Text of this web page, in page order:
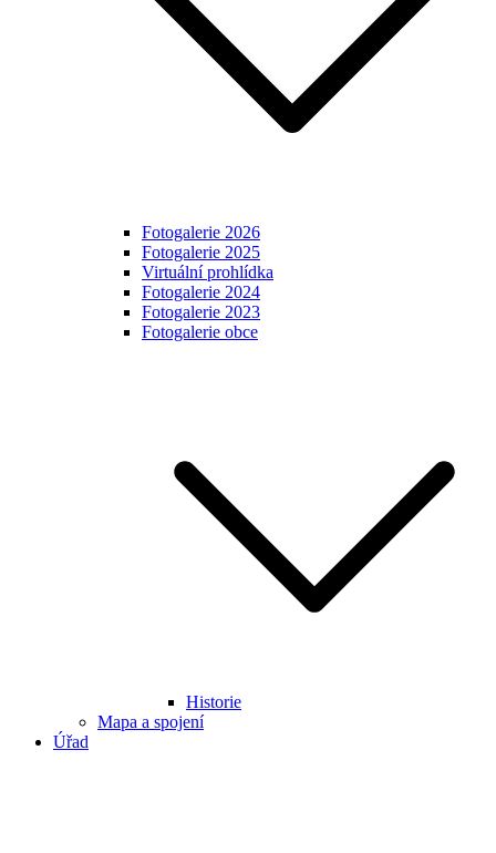
Fotogalerie 2026
Fotogalerie 2025
Virtuální prohlídka
Fotogalerie 2024
Fotogalerie 2023
Fotogalerie obce
Historie
Mapa a spojení
Úřad